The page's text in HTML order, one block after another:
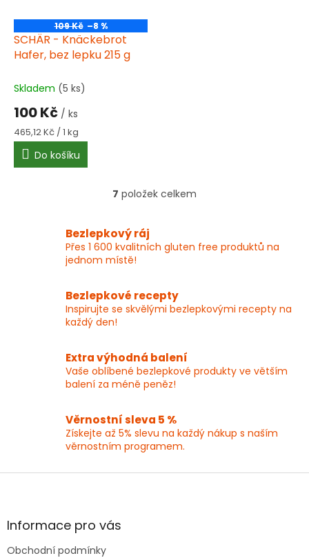
109 Kč –8 %
SCHÄR - Knäckebrot
Hafer, bez lepku 215 g
Skladem (5 ks)
100 Kč / ks
Měrná
cena:
465,12 Kč / 1 kg
Do košíku
O
á
d
í
p
r
y
v
ý
s
u
7 položek celkem
Bezlepkový ráj
Přes 1 600 kvalitních gluten free produktů na
jednom místě!
Bezlepkové recepty
Inspirujte se skvělými bezlepkovými recepty na
každý den!
Extra výhodná balení
Vaše oblíbené bezlepkové produkty ve větším
balení za méně peněz!
Věrnostní sleva 5 %
Získejte až 5% slevu na každý nákup s naším
věrnostním programem.
Z
aInformace pro vás
Obchodní podmínky